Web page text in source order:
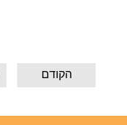
הקודם